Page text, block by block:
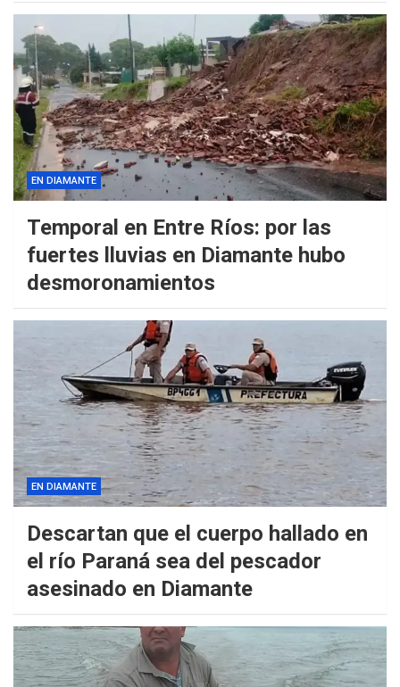
EN DIAMANTE
Temporal en Entre Ríos: por las
fuertes lluvias en Diamante hubo
desmoronamientos
EN DIAMANTE
Descartan que el cuerpo hallado en
el río Paraná sea del pescador
asesinado en Diamante